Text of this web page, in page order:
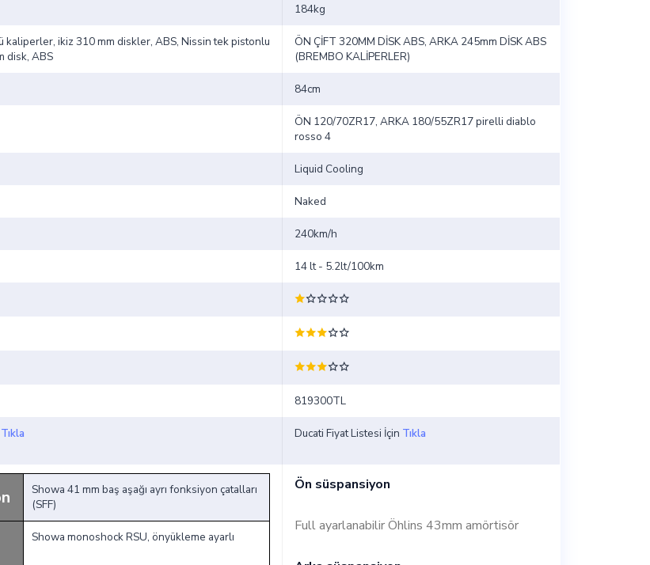
184kg
kaliperler, ikiz 310 mm diskler, ABS, Nissin tek pistonlu
disk, ABS
ÖN ÇİFT 320MM DİSK ABS, ARKA 245mm DİSK ABS
(BREMBO KALİPERLER)
84cm
ÖN 120/70ZR17, ARKA 180/55ZR17 pirelli diablo
rosso 4
Liquid Cooling
Naked
240km/h
14 lt - 5.2lt/100km
819300TL
Tıkla Ducati Fiyat Listesi İçin Tıkla
Showa 41 mm baş aşağı ayrı fonksiyon çatalları
(SFF)
Showa monoshock RSU, önyükleme ayarlı
Ön süspansiyon
Full ayarlanabilir Öhlins 43mm amörtisör